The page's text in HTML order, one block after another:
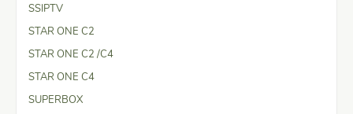
SSIPTV
STAR ONE C2
STAR ONE C2 /C4
STAR ONE C4
SUPERBOX